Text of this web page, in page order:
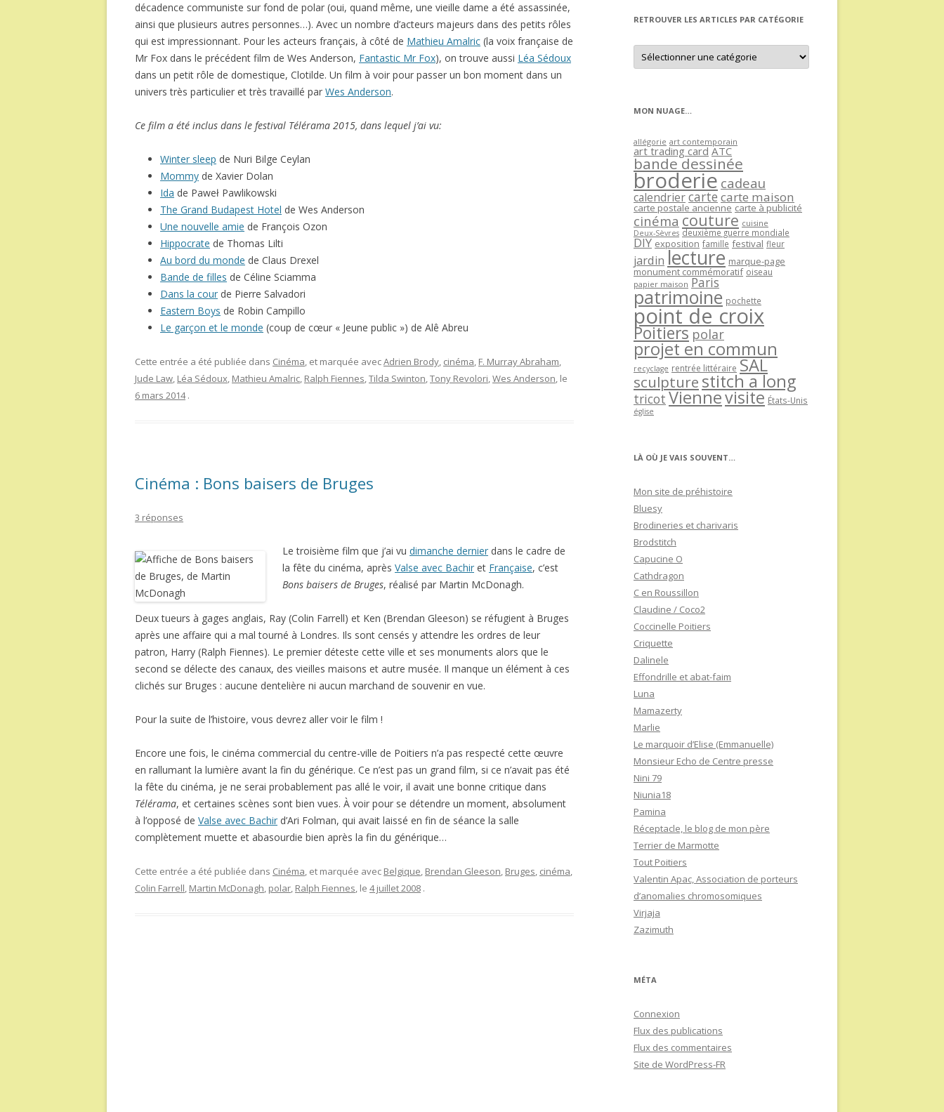
décadence communiste sur fond de polar (oui, quand même, une vieille dame a été assassinée,
ainsi que plusieurs autres personnes…). Avec un nombre d’acteurs majeurs dans des petits rôles
qui est impressionnant. Pour les acteurs français, à côté de Mathieu Amalric (la voix française de
Mr Fox dans le précédent film de Wes Anderson, Fantastic Mr Fox), on trouve aussi Léa Sédoux
dans un petit rôle de domestique, Clotilde. Un film à voir pour passer un bon moment dans un
univers très particulier et très travaillé par Wes Anderson.
Ce film a été inclus dans le festival Télérama 2015, dans lequel j’ai vu:
Winter sleep de Nuri Bilge Ceylan
Mommy de Xavier Dolan
Ida de Paweł Pawlikowski
The Grand Budapest Hotel de Wes Anderson
Une nouvelle amie de François Ozon
Hippocrate de Thomas Lilti
Au bord du monde de Claus Drexel
Bande de filles de Céline Sciamma
Dans la cour de Pierre Salvadori
Eastern Boys de Robin Campillo
Le garçon et le monde (coup de cœur « Jeune public ») de Alê Abreu
Cette entrée a été publiée dans Cinéma, et marquée avecAdrien Brody, cinéma, F. Murray Abraham,
Jude Law, Léa Sédoux, Mathieu Amalric, Ralph Fiennes,Tilda Swinton,Tony Revolori,Wes Anderson, le
6 mars 2014 .
Cinéma : Bons baisers de Bruges
3 réponses
Le troisième film que j’ai vu dimanche dernier dans le cadre de
la fête du cinéma, après Valse avec Bachir et Française, c’est
Bons baisers de Bruges, réalisé par Martin McDonagh.
Deux tueurs à gages anglais, Ray (Colin Farrell) et Ken (Brendan Gleeson) se réfugient à Bruges
après une affaire qui a mal tourné à Londres. Ils sont censés y attendre les ordres de leur
patron, Harry (Ralph Fiennes). Le premier déteste cette ville et ses monuments alors que le
second se délecte des canaux, des vieilles maisons et autre musée. Il manque un élément à ces
clichés sur Bruges : aucune dentelière ni aucun marchand de souvenir en vue.
Pour la suite de l’histoire, vous devrez aller voir le film !
Encore une fois, le cinéma commercial du centre-ville de Poitiers n’a pas respecté cette œuvre
en rallumant la lumière avant la fin du générique. Ce n’est pas un grand film, si ce n’avait pas été
la fête du cinéma, je ne serai probablement pas allé le voir, il avait une bonne critique dans
Télérama, et certaines scènes sont bien vues. À voir pour se détendre un moment, absolument
à l’opposé de Valse avec Bachir d’Ari Folman, qui avait laissé en fin de séance la salle
complètement muette et abasourdie bien après la fin du générique…
Cette entrée a été publiée dans Cinéma, et marquée avec Belgique, Brendan Gleeson, Bruges, cinéma,
Colin Farrell, Martin McDonagh, polar, Ralph Fiennes, le 4 juillet 2008 .
RETROUVER LES ARTICLES PAR CATÉGORIE
Retrouver
les
articles
MON NUAGE…
allégorie art contemporain
art trading card ATC
bande dessinée
broderie cadeau
calendriercartecarte maison
carte postale ancienne carte à publicité
cinéma couture cuisine
Deux-Sèvres deuxième guerre mondiale
DIY exposition famille festival fleur
jardin lecture marque-page
monument commémoratif oiseau
papier maison Paris
patrimoine pochette
point de croix
Poitiers polar
projet en commun
recyclage rentrée littéraire SAL
sculpture stitch a long
tricot Viennevisite États-Unis
église
LÀ OÙ JE VAIS SOUVENT…
Mon site de préhistoire
Bluesy
Brodineries et charivaris
Brodstitch
Capucine O
Cathdragon
C en Roussillon
Claudine / Coco2
Coccinelle Poitiers
Criquette
Dalinele
Effondrille et abat-faim
Luna
Mamazerty
Marlie
Le marquoir d’Elise (Emmanuelle)
Monsieur Echo de Centre presse
Nini 79
Niunia18
Pamina
Réceptacle, le blog de mon père
Terrier de Marmotte
Tout Poitiers
Valentin Apac, Association de porteurs
d’anomalies chromosomiques
Virjaja
Zazimuth
MÉTA
Connexion
Flux des publications
Flux des commentaires
Site de WordPress-FR